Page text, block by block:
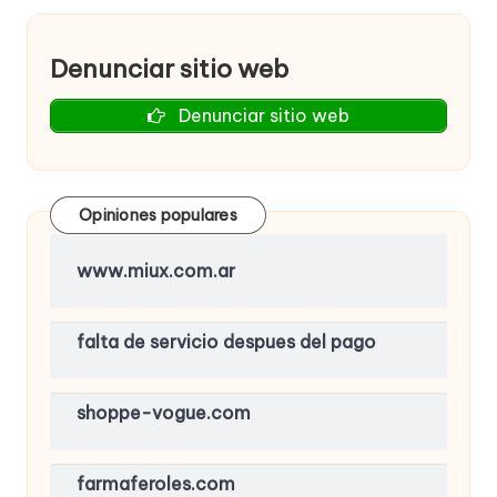
Denunciar sitio web
Denunciar sitio web
Opiniones populares
www.miux.com.ar
falta de servicio despues del pago
shoppe-vogue.com
farmaferoles.com